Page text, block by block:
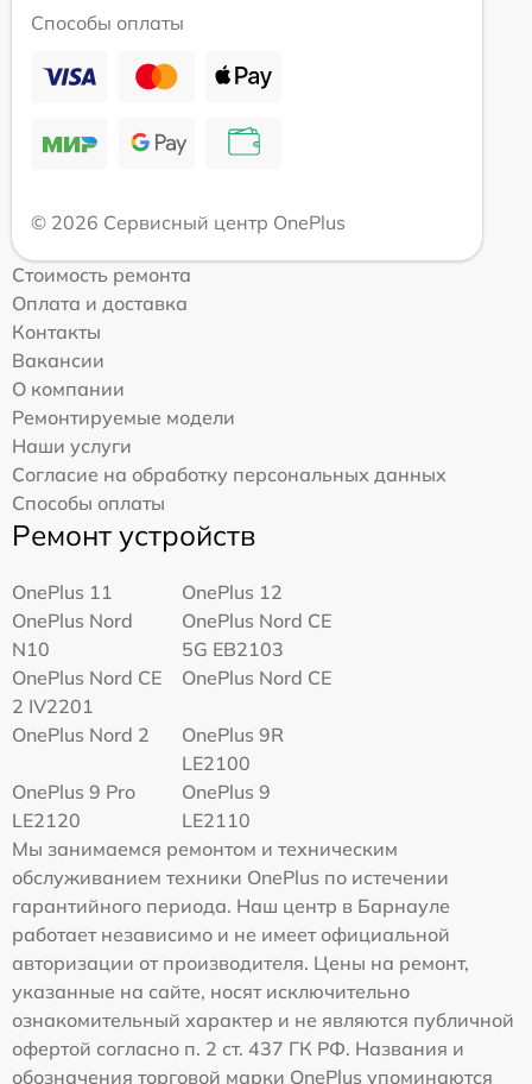
Способы оплаты
© 2026 Сервисный центр OnePlus
Стоимость ремонта
Оплата и доставка
Контакты
Вакансии
О компании
Ремонтируемые модели
Наши услуги
Согласие на обработку персональных данных
Способы оплаты
Ремонт устройств
OnePlus 11
OnePlus 12
OnePlus Nord
N10
OnePlus Nord CE
5G EB2103
OnePlus Nord CE
2 IV2201
OnePlus Nord CE
OnePlus Nord 2
OnePlus 9R
LE2100
OnePlus 9 Pro
LE2120
OnePlus 9
LE2110
Мы занимаемся ремонтом и техническим
обслуживанием техники OnePlus по истечении
гарантийного периода. Наш центр в Барнауле
работает независимо и не имеет официальной
авторизации от производителя. Цены на ремонт,
указанные на сайте, носят исключительно
ознакомительный характер и не являются публичной
офертой согласно п. 2 ст. 437 ГК РФ. Названия и
обозначения торговой марки OnePlus упоминаются